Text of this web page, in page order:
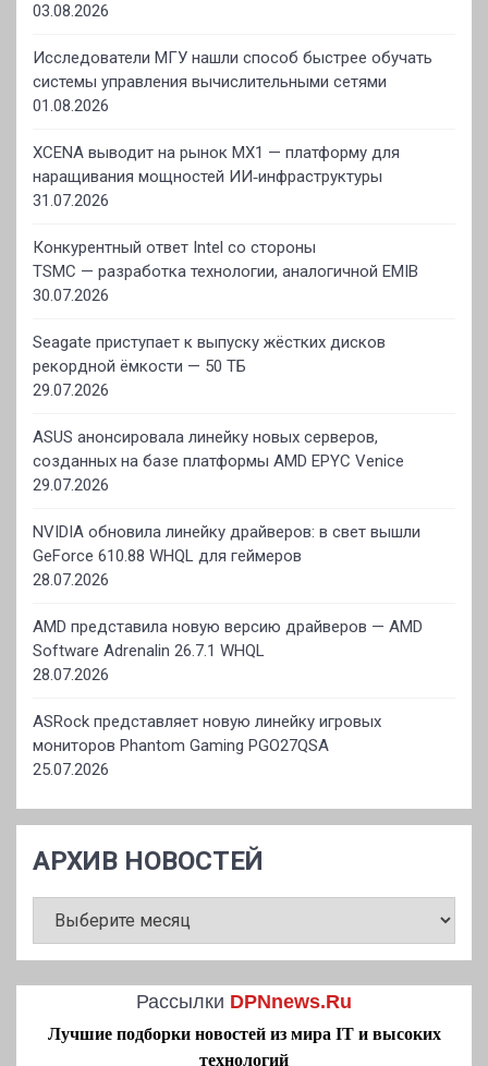
03.08.2026
Исследователи МГУ нашли способ быстрее обучать
системы управления вычислительными сетями
01.08.2026
XCENA выводит на рынок MX1 — платформу для
наращивания мощностей ИИ‑инфраструктуры
31.07.2026
Конкурентный ответ Intel со стороны
TSMC — разработка технологии, аналогичной EMIB
30.07.2026
Seagate приступает к выпуску жёстких дисков
рекордной ёмкости — 50 ТБ
29.07.2026
ASUS анонсировала линейку новых серверов,
созданных на базе платформы AMD EPYC Venice
29.07.2026
NVIDIA обновила линейку драйверов: в свет вышли
GeForce 610.88 WHQL для геймеров
28.07.2026
AMD представила новую версию драйверов — AMD
Software Adrenalin 26.7.1 WHQL
28.07.2026
ASRock представляет новую линейку игровых
мониторов Phantom Gaming PGO27QSA
25.07.2026
АРХИВ НОВОСТЕЙ
НОВОСТЕЙ
Рассылки DPNnews.Ru
Лучшие подборки новостей из мира IT и высоких
технологий